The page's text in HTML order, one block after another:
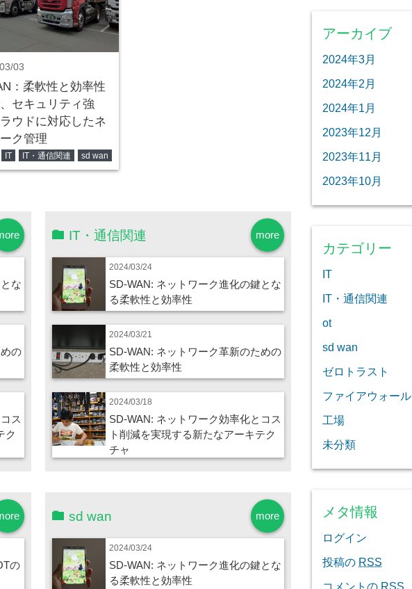
03
：柔軟性と効率性
セキュリティ強
ウドに対応したネ
ク管理
IT IT・通信関連 sd wan
な
の
ス
ク
more
IT・通信関連
2024/03/24
SD-WAN: ネットワーク進化の鍵とな
る柔軟性と効率性
2024/03/21
SD-WAN: ネットワーク革新のための
柔軟性と効率性
2024/03/18
SD-WAN: ネットワーク効率化とコス
ト削減を実現する新たなアーキテク
チャ
の
more
sd wan
2024/03/24
SD-WAN: ネットワーク進化の鍵とな
る柔軟性と効率性
アーカイブ
2024年3月
2024年2月
2024年1月
2023年12月
2023年11月
2023年10月
カテゴリー
IT
IT・通信関連
ot
sd wan
ゼロトラスト
ファイアウォール
工場
未分類
メタ情報
ログイン
投稿の RSS
コメントの RSS